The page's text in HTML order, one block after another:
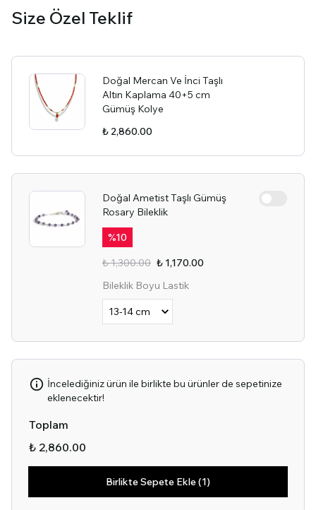
Size Özel Teklif
Doğal Mercan Ve İnci Taşlı
Altın Kaplama 40+5 cm
Gümüş Kolye
₺ 2,860.00
Doğal Ametist Taşlı Gümüş
Rosary Bileklik
%10
₺ 1,300.00 ₺ 1,170.00
Bileklik Boyu Lastik
İncelediğiniz ürün ile birlikte bu ürünler de sepetinize
eklenecektir!
Toplam
₺ 2,860.00
Birlikte Sepete Ekle (1)